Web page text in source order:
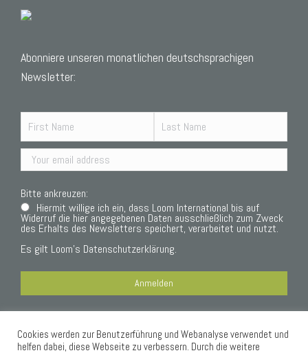
Abonniere unseren monatlichen deutschsprachigen
Newsletter:
Bitte ankreuzen:
Hiermit willige ich ein, dass Loom International bis auf
Widerruf die hier angegebenen Daten ausschließlich zum Zweck
des Erhalts des Newsletters speichert, verarbeitet und nutzt.
Es gilt Loom’s Datenschutzerklärung.
Datenschutzerklärung
Cookies werden zur Benutzerführung und Webanalyse verwendet und
helfen dabei, diese Webseite zu verbessern. Durch die weitere